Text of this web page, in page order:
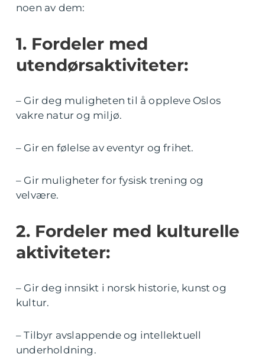
noen av dem:
1. Fordeler med
utendørsaktiviteter:
– Gir deg muligheten til å oppleve Oslos
vakre natur og miljø.
– Gir en følelse av eventyr og frihet.
– Gir muligheter for fysisk trening og
velvære.
2. Fordeler med kulturelle
aktiviteter:
– Gir deg innsikt i norsk historie, kunst og
kultur.
– Tilbyr avslappende og intellektuell
underholdning.